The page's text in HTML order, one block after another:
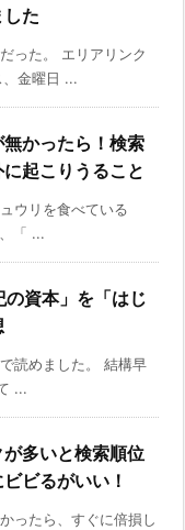
た
った。 エリアリンク
金曜日 ...
かったら！検索
起こりうること
ウリを食べている
「 ...
の資本」を「はじ
読めました。 結構早
...
多いと検索順位
ビるがいい！
ったら、すぐに倍損し